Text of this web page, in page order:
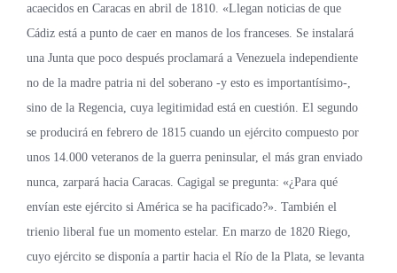
acaecidos en Caracas en abril de 1810. «Llegan noticias de que
Cádiz está a punto de caer en manos de los franceses. Se instalará
una Junta que poco después proclamará a Venezuela independiente
no de la madre patria ni del soberano -y esto es importantísimo-,
sino de la Regencia, cuya legitimidad está en cuestión. El segundo
se producirá en febrero de 1815 cuando un ejército compuesto por
unos 14.000 veteranos de la guerra peninsular, el más gran enviado
nunca, zarpará hacia Caracas. Cagigal se pregunta: «¿Para qué
envían este ejército si América se ha pacificado?». También el
trienio liberal fue un momento estelar. En marzo de 1820 Riego,
cuyo ejército se disponía a partir hacia el Río de la Plata, se levanta